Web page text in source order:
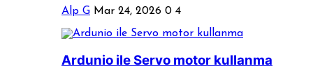
Alp G Mar 24, 2026 0 4
Ardunio ile Servo motor kullanma